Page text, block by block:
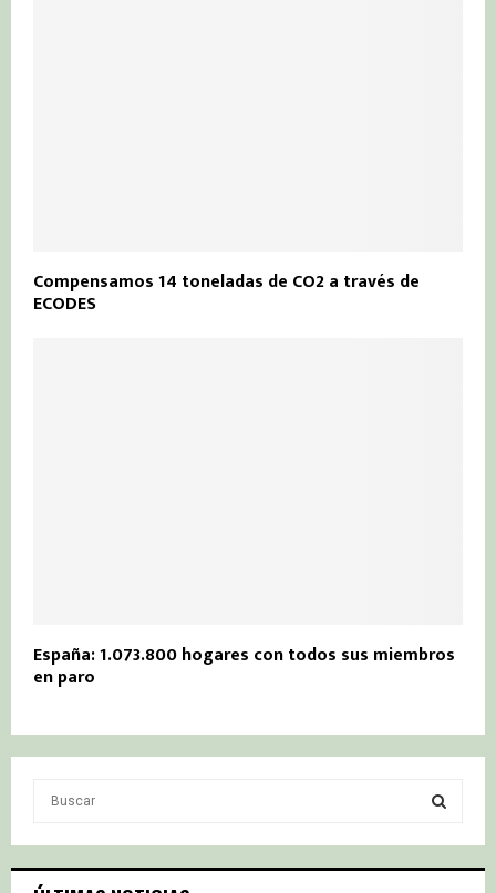
Compensamos 14 toneladas de CO2 a través de
ECODES
España: 1.073.800 hogares con todos sus miembros
en paro
c
S